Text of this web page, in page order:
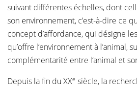
suivant différentes échelles, dont
son environnement, c’est-à-dire ce
concept d’affordance, qui désigne
qu’offre l’environnement à l’animal,
complémentarité entre l’animal et
Depuis la fin du XXe siècle, la